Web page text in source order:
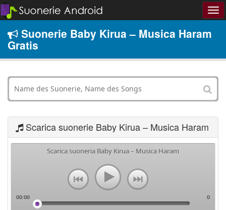
Suonerie Baby Kirua – Musica Haram
Gratis
Scarica suonerie Baby Kirua – Musica Haram
Scarica suoneria Baby Kirua – Musica Haram
00:00 0